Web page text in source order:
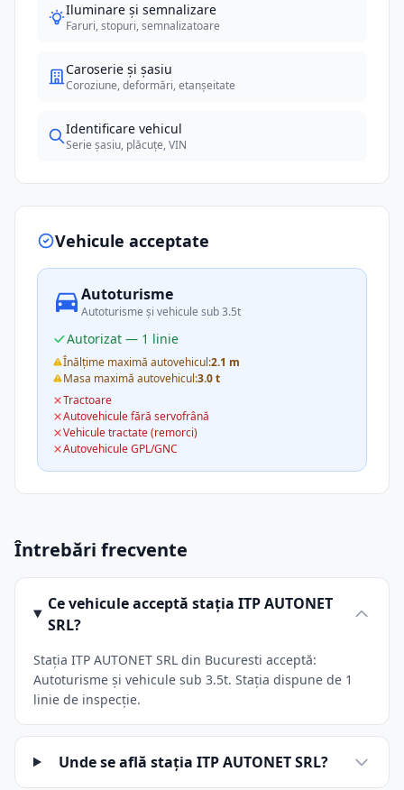
Iluminare și semnalizare
Faruri, stopuri, semnalizatoare
Caroserie și șasiu
Coroziune, deformări, etanșeitate
Identificare vehicul
Serie șasiu, plăcuțe, VIN
Vehicule acceptate
Autoturisme
Autoturisme și vehicule sub 3.5t
Autorizat — 1 linie
Înălțime maximă autovehicul:2.1 m
Masa maximă autovehicul:3.0 t
Tractoare
Autovehicule fără servofrână
Vehicule tractate (remorci)
Autovehicule GPL/GNC
Întrebări frecvente
Ce vehicule acceptă stația ITP AUTONET
SRL?
Stația ITP AUTONET SRL din Bucuresti acceptă:
Autoturisme și vehicule sub 3.5t. Stația dispune de 1
linie de inspecție.
Unde se află stația ITP AUTONET SRL?